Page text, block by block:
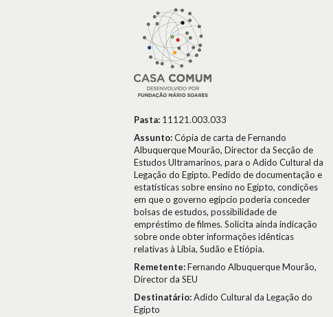
Pasta: 11121.003.033
Assunto:Cópia de carta de Fernando
Albuquerque Mourão, Director da Secção de
Estudos Ultramarinos, para o Adido Cultural da
Legação do Egipto. Pedido de documentação e
estatísticas sobre ensino no Egipto, condições
em que o governo egípcio poderia conceder
bolsas de estudos, possibilidade de
empréstimo de filmes. Solicita ainda indicação
sobre onde obter informações idênticas
relativas à Líbia, Sudão e Etiópia.
Remetente:Fernando Albuquerque Mourão,
Director da SEU
Destinatário:Adido Cultural da Legação do
Egipto